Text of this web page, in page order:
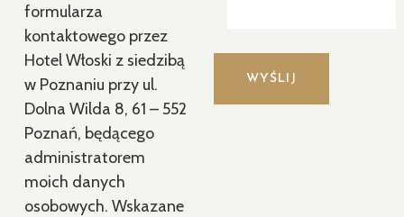
formularza
kontaktowego przez
Hotel Włoski z siedzibą
w Poznaniu przy ul.
Dolna Wilda 8, 61 – 552
Poznań, będącego
administratorem
moich danych
osobowych. Wskazane